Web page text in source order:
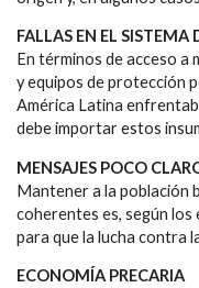
FALLAS EN EL SISTEMA
En términos de acceso
y equipos de protección
América Latina
debe importar estos
MENSAJES POCO
Mantener a la población
coherentes es, según
para que la lucha contra
ECONOMÍA PRECARIA